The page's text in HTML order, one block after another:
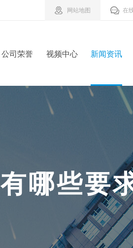
网站地图 在
公司荣誉 视频中心 新闻资讯
有哪些要